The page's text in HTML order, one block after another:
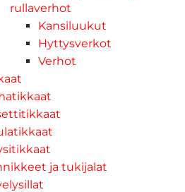
rullaverhot
Kansiluukut
Hyttysverkot
Verhot
ja tukijalat